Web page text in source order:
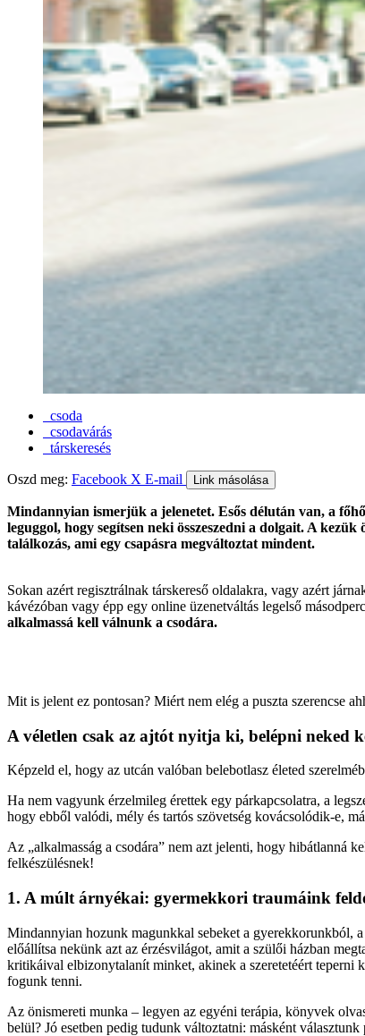
csoda
csodavárás
társkeresés
Oszd meg: Facebook X E-mail Link másolása
Mindannyian ismerjük a jelenetet. Esős délután van, a
leguggol, hogy segítsen neki összeszedni a dolgait. A
találkozás, ami egy csapásra megváltoztat mindent.
Sokan azért regisztrálnak társkereső oldalakra, vagy azért
kávézóban vagy épp egy online üzenetváltás legelső
alkalmassá kell válnunk a csodára.
Mit is jelent ez pontosan? Miért nem elég a puszta szerencse
A véletlen csak az ajtót nyitja ki, belépni neked
Képzeld el, hogy az utcán valóban belebotlasz életed
Ha nem vagyunk érzelmileg érettek egy párkapcsolatra, a
hogy ebből valódi, mély és tartós szövetség kovácsolódik-e,
Az „alkalmasság a csodára” nem azt jelenti, hogy hibátlanná
felkészülésnek!
1. A múlt árnyékai: gyermekkori traumáink
Mindannyian hozunk magunkkal sebeket a gyerekkorunkból,
előállítsa nekünk azt az érzésvilágot, amit a szülői házban
kritikáival elbizonytalanít minket, akinek a szeretetéért teperni
fogunk tenni.
Az önismereti munka – legyen az egyéni terápia, könyvek
belül? Jó esetben pedig tudunk változtatni: másként